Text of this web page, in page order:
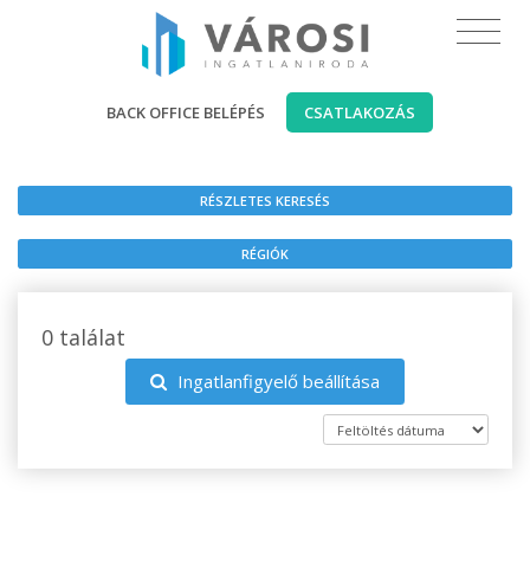
BACK OFFICE BELÉPÉS CSATLAKOZÁS
RÉSZLETES KERESÉS
RÉGIÓK
0 találat
Ingatlanfigyelő beállítása